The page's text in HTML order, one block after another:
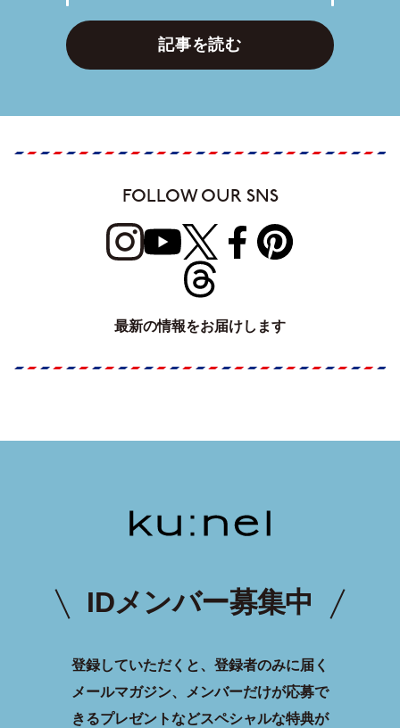
記事を読む
FOLLOW OUR SNS
最新の情報をお届けします
IDメンバー募集中
登録していただくと、登録者のみに届く
メールマガジン、メンバーだけが応募で
きるプレゼントなどスペシャルな特典が